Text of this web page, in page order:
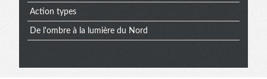
Action types
De l'ombre à la lumière du Nord